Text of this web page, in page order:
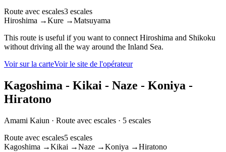
Route avec escales3 escales
Hiroshima →Kure →Matsuyama
This route is useful if you want to connect Hiroshima and Shikoku
without driving all the way around the Inland Sea.
Voir sur la carteVoir le site de l'opérateur
Kagoshima - Kikai - Naze - Koniya -
Hiratono
Amami Kaiun · Route avec escales · 5 escales
Route avec escales5 escales
Kagoshima →Kikai →Naze →Koniya →Hiratono